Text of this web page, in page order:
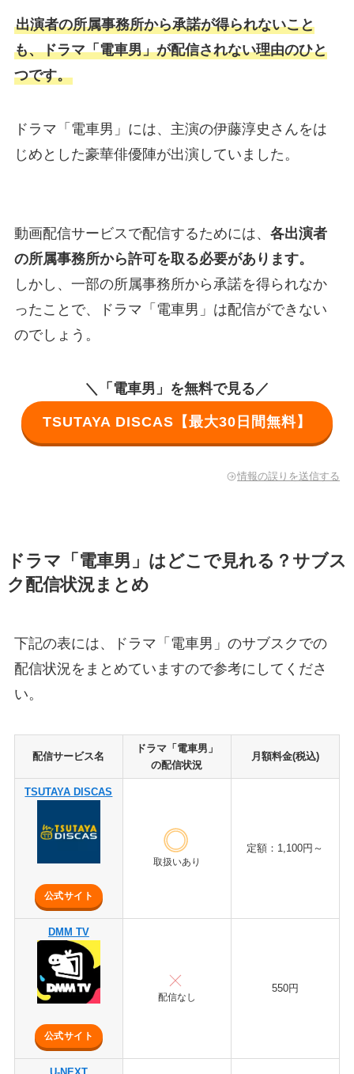
出演者の所属事務所から承諾が得られないこと
も、ドラマ「電車男」が配信されない理由のひと
つです。
ドラマ「電車男」には、主演の伊藤淳史さんをは
じめとした豪華俳優陣が出演していました。
動画配信サービスで配信するためには、 各出演者
の所属事務所から許可を取る必要があります。
しかし、一部の所属事務所から承諾を得られなか
ったことで、ドラマ「電車男」は配信ができない
のでしょう。
＼「電車男」を無料で見る／
TSUTAYA DISCAS【最大30日間無料】
情報の誤りを送信する
ドラマ「電車男」はどこで見れる？サブス
ク配信状況まとめ
下記の表には、ドラマ「電車男」のサブスクでの
配信状況をまとめていますので参考にしてくださ
い。
配信サービス名
ドラマ「電車男」
の配信状況
月額料金(税込)
TSUTAYA DISCAS
公式サイト
取扱いあり
定額：1,100円～
DMM TV
公式サイト
配信なし
550円